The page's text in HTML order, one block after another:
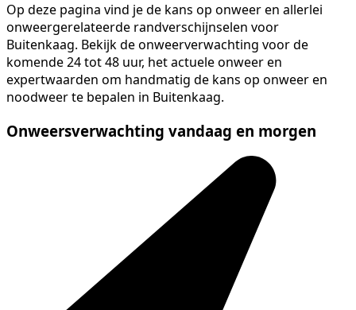
Op deze pagina vind je de kans op onweer en allerlei
onweergerelateerde randverschijnselen voor
Buitenkaag. Bekijk de onweerverwachting voor de
komende 24 tot 48 uur, het actuele onweer en
expertwaarden om handmatig de kans op onweer en
noodweer te bepalen in Buitenkaag.
Onweersverwachting vandaag en morgen